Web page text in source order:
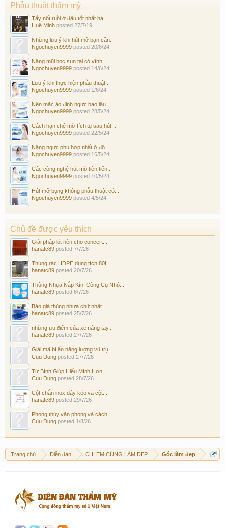
Phẫu thuật thẩm mỹ
Tẩy nốt ruồi ở đâu tốt nhất hà...
Huệ Minh posted 27/7/19
Những lưu ý khi hút mỡ bạn cần...
Ngochuyen9999 posted 20/6/24
Nâng mũi bọc sụn tai có vĩnh...
Ngochuyen9999 posted 14/6/24
Lưu ý khi thực hiện phẫu thuật...
Ngochuyen9999 posted 1/6/24
Nên mặc áo định ngực bao lâu...
Ngochuyen9999 posted 28/5/24
Cách hạn chế mỡ tích tụ sau hút...
Ngochuyen9999 posted 22/5/24
Nâng ngực phù hợp nhất ở độ...
Ngochuyen9999 posted 16/5/24
Các công nghệ hút mỡ tiên tiến...
Ngochuyen9999 posted 10/5/24
Hút mỡ bụng không phẫu thuật có...
Ngochuyen9999 posted 4/5/24
Chủ đề được yêu thích
Giải pháp lót nền cho concert...
hanatc89 posted 7/7/26
Thùng rác HDPE dung tích 80L
hanatc89 posted 20/7/26
Thùng Nhựa Nắp Kín: Công Cụ Nhỏ...
hanatc89 posted 6/7/26
Báo giá thùng nhựa chữ nhật...
hanatc89 posted 25/7/26
những ưu điểm của xe nâng tay...
hanatc89 posted 27/7/26
Giải mã bí ẩn năng lượng vũ trụ
Cuu Dung posted 27/7/26
Tử Bình Giúp Hiểu Mình Hơn
Cuu Dung posted 28/7/26
Cột chắn inox dây kéo và cột...
hanatc89 posted 29/7/26
Phong thủy văn phòng và cách...
Cuu Dung posted 1/8/26
Trang chủ Diễn đàn CHỊ EM CÙNG LÀM ĐẸP Góc làm đẹp